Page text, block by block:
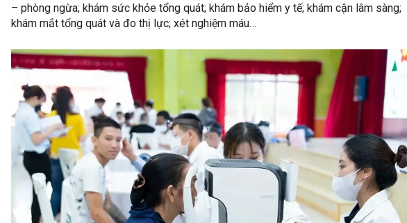
– phòng ngừa; khám sức khỏe tổng quát; khám bảo hiểm y tế; khám cận lâm sàng;
khám mắt tổng quát và đo thị lực; xét nghiệm máu…